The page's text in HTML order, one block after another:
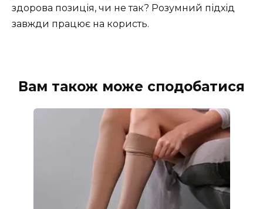
здорова позиція, чи не так? Розумний підхід
завжди працює на користь.
Вам також може сподобатися